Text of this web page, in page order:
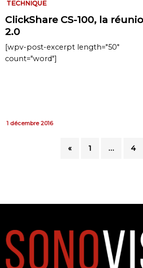
TECHNIQUE
ClickShare CS-100, la
2.0
[wpv-post-excerpt length="50"
count="word"]
1 décembre 2016
« 1 … 4